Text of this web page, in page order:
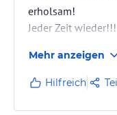
erholsam!
Jeder Zeit wieder!!!
Einfach erholsam.
Mehr anzeigen
Hilfreich